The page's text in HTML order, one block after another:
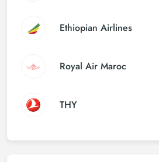
Ethiopian Airlines
Royal Air Maroc
THY